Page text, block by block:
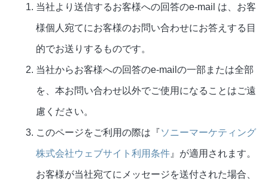
当社より送信するお客様への回答のe-mail は、お客
様個人宛てにお客様のお問い合わせにお答えする目
的でお送りするものです。
当社からお客様への回答のe-mailの一部または全部
を、本お問い合わせ以外でご使用になることはご遠
慮ください。
このページをご利用の際は『ソニーマーケティング
株式会社ウェブサイト利用条件 』が適用されます。
お客様が当社宛てにメッセージを送付された場合、